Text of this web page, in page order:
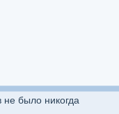
было никогда